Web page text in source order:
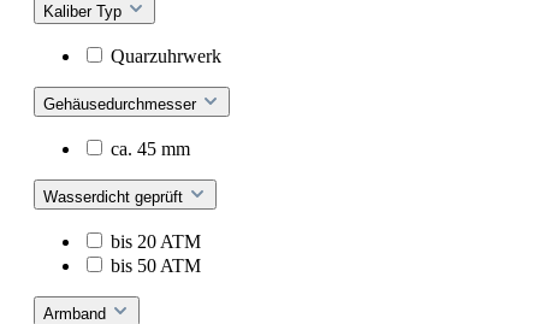
Kaliber Typ
Quarzuhrwerk
Gehäusedurchmesser
ca. 45 mm
Wasserdicht geprüft
bis 20 ATM
bis 50 ATM
Armband